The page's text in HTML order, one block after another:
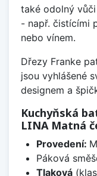
také odolný
- např. čistícími
nebo vínem.
Dřezy Franke
jsou vyhlášené
designem a
Kuchyňská
LINA Matná
Provedení:
Páková
Tlaková